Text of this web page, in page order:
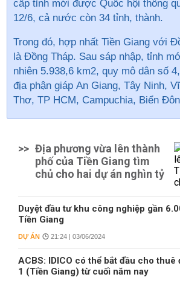
cấp tỉnh mới được Quốc hội thông
12/6, cả nước còn 34 tỉnh, thành.
Trong đó, hợp nhất Tiền Giang với
là Đồng Tháp. Sau sáp nhập, tỉnh
nhiên 5.938,6 km2, quy mô dân số
địa phận giáp An Giang, Tây Ninh,
Thơ, TP HCM, Campuchia, Biển
>> Địa phương vừa lên thành
phố của Tiền Giang tìm
chủ cho hai dự án nghìn tỷ
Duyệt đầu tư khu công nghiệp gần
Tiền Giang
DỰ ÁN 21:24 | 03/06/2024
ACBS: IDICO có thể bắt đầu cho thuê
1 (Tiền Giang) từ cuối năm nay